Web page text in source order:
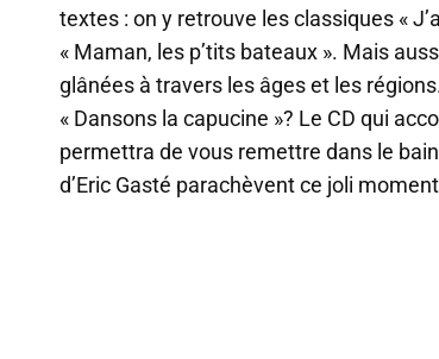
textes : on y retrouve les classiques «
« Maman, les p’tits bateaux ». Mais
glânées à travers les âges et les
« Dansons la capucine »? Le CD qui
permettra de vous remettre dans le
d’Eric Gasté parachèvent ce joli